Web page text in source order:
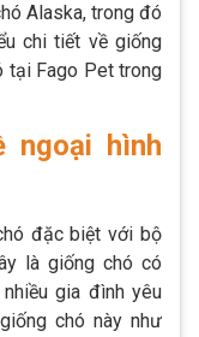
Alaska, trong đó
chi tiết về giống
tại Fago Pet trong
ngoại hình
đặc biệt với bộ
là giống chó có
gia đình yêu
chó này như